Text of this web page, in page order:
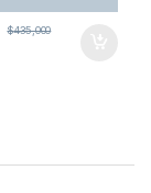
$435,000